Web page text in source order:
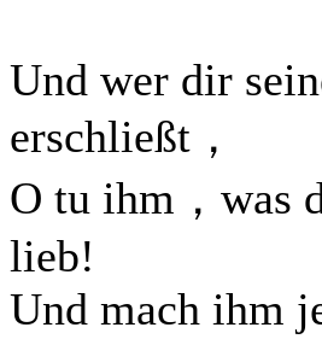
Und wer dir
erschließt，
O tu ihm，was
lieb!
Und mach ihm